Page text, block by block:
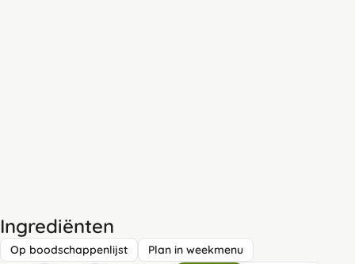
Ingrediënten
Op boodschappenlijst Plan in weekmenu